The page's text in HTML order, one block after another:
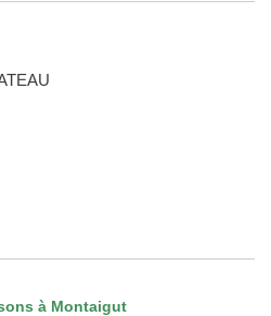
à Montaigut